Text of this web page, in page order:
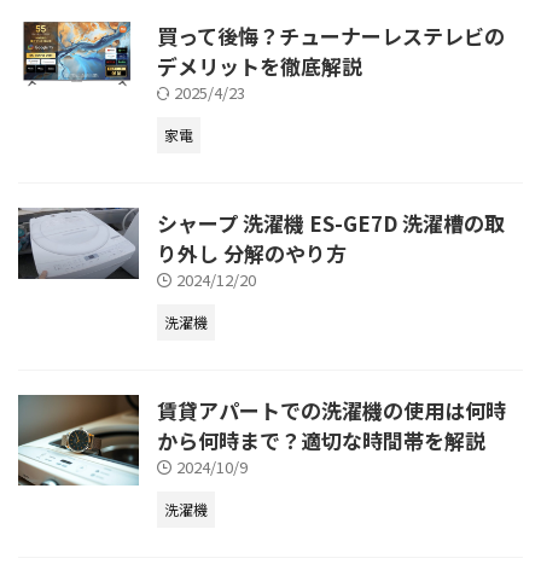
買って後悔？チューナーレステレビの
デメリットを徹底解説
2025/4/23
家電
シャープ 洗濯機 ES-GE7D 洗濯槽の取
り外し 分解のやり方
2024/12/20
洗濯機
賃貸アパートでの洗濯機の使用は何時
から何時まで？適切な時間帯を解説
2024/10/9
洗濯機